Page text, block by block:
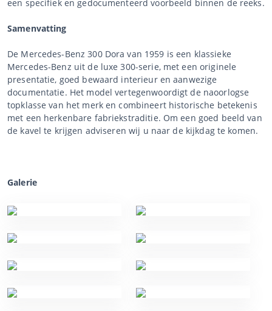
een specifiek en gedocumenteerd voorbeeld binnen de reeks.
Samenvatting
De Mercedes-Benz 300 Dora van 1959 is een klassieke
Mercedes-Benz uit de luxe 300-serie, met een originele
presentatie, goed bewaard interieur en aanwezige
documentatie. Het model vertegenwoordigt de naoorlogse
topklasse van het merk en combineert historische betekenis
met een herkenbare fabriekstraditie. Om een goed beeld van
de kavel te krijgen adviseren wij u naar de kijkdag te komen.
Galerie